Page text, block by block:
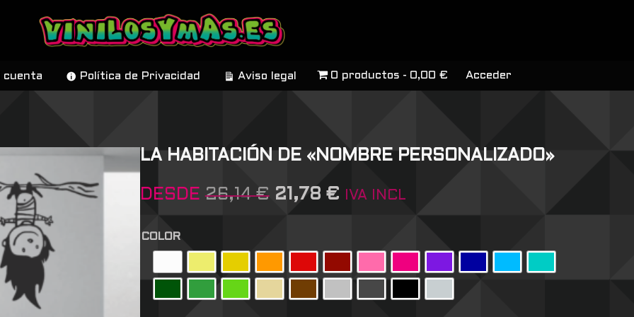
cuenta Política de Privacidad Aviso legal 0 productos 0,00 € Acceder
LA HABITACIÓN DE «NOMBRE PERSONALIZADO»
DESDE 26,14€ 21,78 € IVA INCL
COLOR